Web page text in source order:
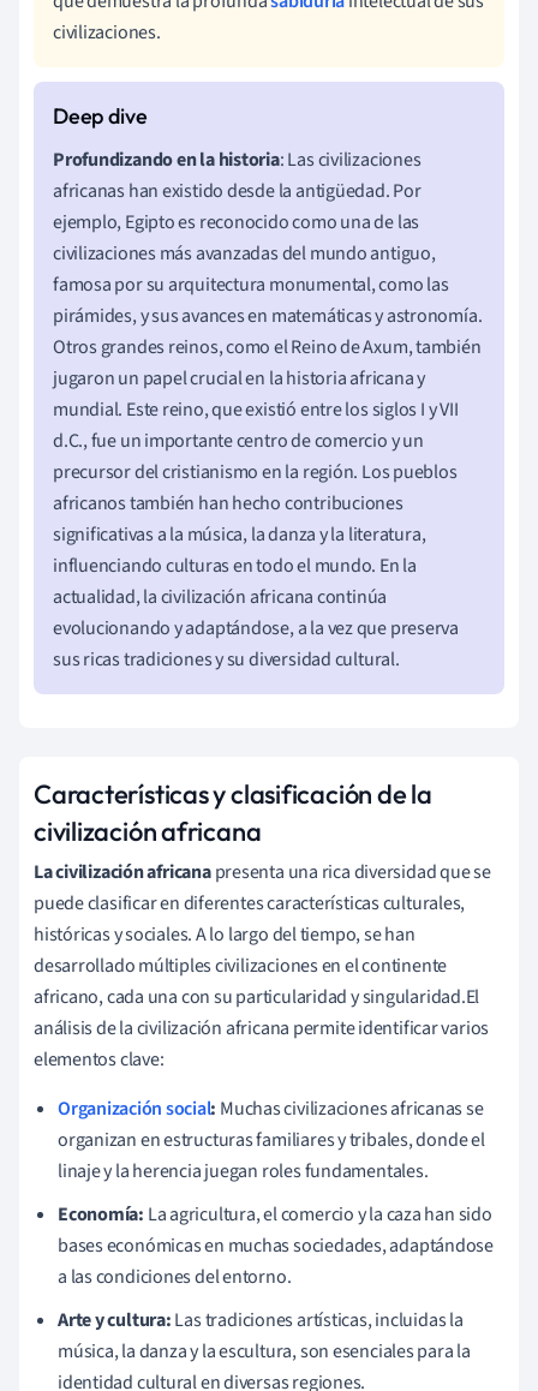
civilizaciones.
Profundizando en la historia: Las civilizaciones
africanas han existido desde la antigüedad. Por
ejemplo, Egipto es reconocido como una de las
civilizaciones más avanzadas del mundo antiguo,
famosa por su arquitectura monumental, como las
pirámides, y sus avances en matemáticas y astronomía.
Otros grandes reinos, como el Reino de Axum, también
jugaron un papel crucial en la historia africana y
mundial. Este reino, que existió entre los siglos I y VII
d.C., fue un importante centro de comercio y un
precursor del cristianismo en la región. Los pueblos
africanos también han hecho contribuciones
significativas a la música, la danza y la literatura,
influenciando culturas en todo el mundo. En la
actualidad, la civilización africana continúa
evolucionando y adaptándose, a la vez que preserva
sus ricas tradiciones y su diversidad cultural.
Características y clasificación de la
civilización africana
La civilización africanapresenta una rica diversidad que se
puede clasificar en diferentes características culturales,
históricas y sociales. A lo largo del tiempo, se han
desarrollado múltiples civilizaciones en el continente
africano, cada una con su particularidad y singularidad.El
análisis de la civilización africana permite identificar varios
elementos clave:
Organización social: Muchas civilizaciones africanas se
organizan en estructuras familiares y tribales, donde el
linaje y la herencia juegan roles fundamentales.
Economía: La agricultura, el comercio y la caza han sido
bases económicas en muchas sociedades, adaptándose
a las condiciones del entorno.
Arte y cultura:Las tradiciones artísticas, incluidas la
música, la danza y la escultura, son esenciales para la
identidad cultural en diversas regiones.